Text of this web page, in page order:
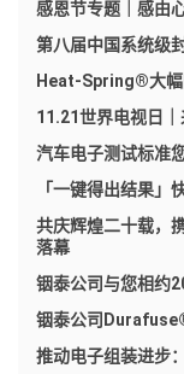
感恩节专题｜感由
第八届中国系统级
Heat-Spring®大幅
11.21世界电视日
汽车电子测试标准
「一键得出结果」
共庆辉煌二十载，
落幕
铟泰公司与您相约
铟泰公司
推动电子组装进步